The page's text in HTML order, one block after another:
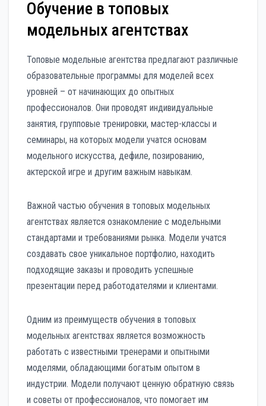
Обучение в топовых
модельных агентствах
Топовые модельные агентства предлагают различные
образовательные программы для моделей всех
уровней – от начинающих до опытных
профессионалов. Они проводят индивидуальные
занятия, групповые тренировки, мастер-классы и
семинары, на которых модели учатся основам
модельного искусства, дефиле, позированию,
актерской игре и другим важным навыкам.
Важной частью обучения в топовых модельных
агентствах является ознакомление с модельными
стандартами и требованиями рынка. Модели учатся
создавать свое уникальное портфолио, находить
подходящие заказы и проводить успешные
презентации перед работодателями и клиентами.
Одним из преимуществ обучения в топовых
модельных агентствах является возможность
работать с известными тренерами и опытными
моделями, обладающими богатым опытом в
индустрии. Модели получают ценную обратную связь
и советы от профессионалов, что помогает им